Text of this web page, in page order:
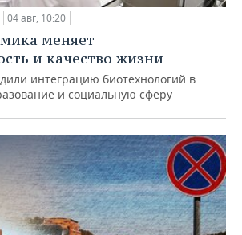
04 авг, 10:20
меняет
и качество жизни
интеграцию биотехнологий в
и социальную сферу